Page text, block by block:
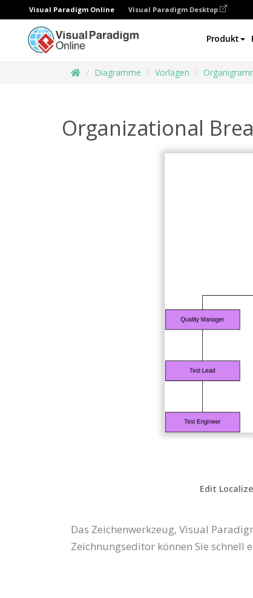
Visual Paradigm Online Visual Paradigm Desktop
Produkt
Diagramme Vorlagen
Organizational
Edit
Das Zeichenwerkzeug, Visual
Zeichnungseditor können Sie schnell